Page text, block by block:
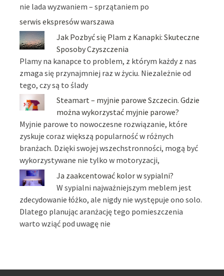
nie lada wyzwaniem – sprzątaniem po
serwis ekspresów warszawa
Jak Pozbyć się Plam z Kanapki: Skuteczne
Sposoby Czyszczenia
Plamy na kanapce to problem, z którym każdy z nas
zmaga się przynajmniej raz w życiu. Niezależnie od
tego, czy są to ślady
Steamart – myjnie parowe Szczecin. Gdzie
można wykorzystać myjnie parowe?
Myjnie parowe to nowoczesne rozwiązanie, które
zyskuje coraz większą popularność w różnych
branżach. Dzięki swojej wszechstronności, mogą być
wykorzystywane nie tylko w motoryzacji,
Ja zaakcentować kolor w sypialni?
W sypialni najważniejszym meblem jest
zdecydowanie łóżko, ale nigdy nie występuje ono solo.
Dlatego planując aranżację tego pomieszczenia
warto wziąć pod uwagę nie